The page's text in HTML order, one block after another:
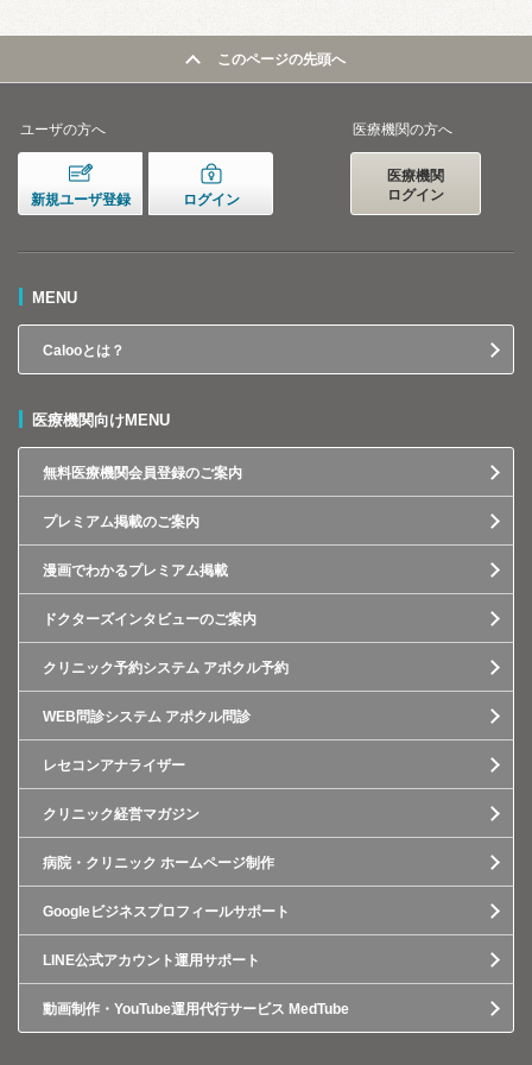
このページの先頭へ
ユーザの方へ
新規ユーザ登録 ログイン
医療機関の方へ
医療機関
ログイン
MENU
Calooとは？
医療機関向けMENU
無料医療機関会員登録のご案内
プレミアム掲載のご案内
漫画でわかるプレミアム掲載
ドクターズインタビューのご案内
クリニック予約システム アポクル予約
WEB問診システム アポクル問診
レセコンアナライザー
クリニック経営マガジン
病院・クリニック ホームページ制作
Googleビジネスプロフィールサポート
LINE公式アカウント運用サポート
動画制作・YouTube運用代行サービス MedTube